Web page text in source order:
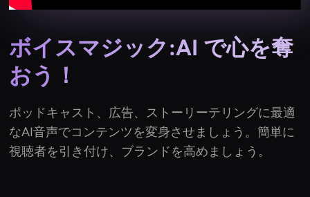
ボイスマジック:AI で心を奪
おう！
ポッドキャスト、広告、ストーリーテリングに最適
なAI音声でコンテンツを変身させましょう。簡単に
視聴者を引き付け、ブランドを高めましょう。